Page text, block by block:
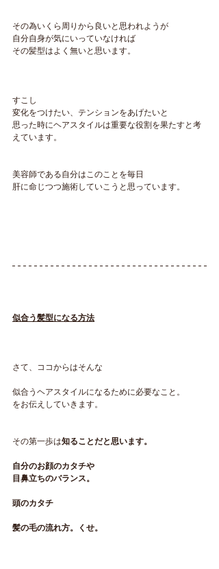
その為いくら周りから良いと思われようが
自分自身が気にいっていなければ
その髪型はよく無いと思います。
すこし
変化をつけたい、テンションをあげたいと
思った時にヘアスタイルは重要な役割を果たすと考
えています。
美容師である自分はこのことを毎日
肝に命じつつ施術していこうと思っています。
似合う髪型になる方法
さて、ココからはそんな
似合うヘアスタイルになるために必要なこと。
をお伝えしていきます。
その第一歩は知ることだと思います。
自分のお顔のカタチや
目鼻立ちのバランス。
頭のカタチ
髪の毛の流れ方。くせ。